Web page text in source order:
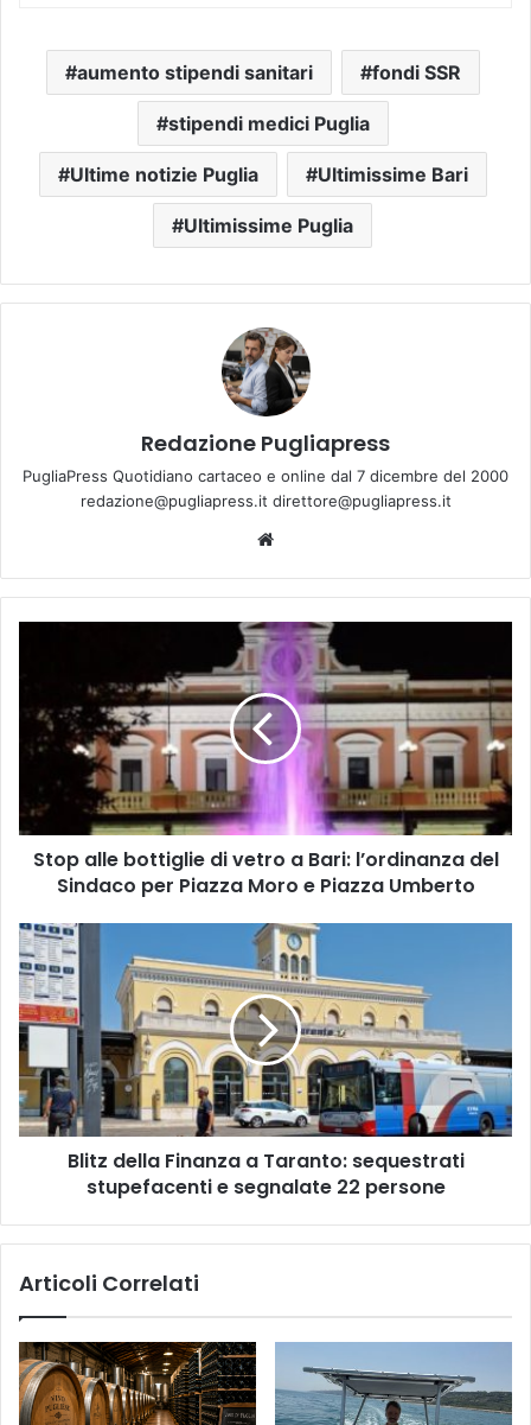
aumento stipendi sanitari fondi SSR
stipendi medici Puglia
Ultime notizie Puglia Ultimissime Bari
Ultimissime Puglia
Redazione Pugliapress
PugliaPress Quotidiano cartaceo e online dal 7 dicembre del 2000
redazione@pugliapress.it direttore@pugliapress.it
vetro
l’ordinanza
del
Sindaco
Moro
e
Piazza
Umberto
Stop alle bottiglie di vetro a Bari: l’ordinanza del
Sindaco per Piazza Moro e Piazza Umberto
Blitz
della
Finanza
a
Taranto:
sequestrati
stupefacenti
e
segnalate
Blitz della Finanza a Taranto: sequestrati
stupefacenti e segnalate 22 persone
Articoli Correlati